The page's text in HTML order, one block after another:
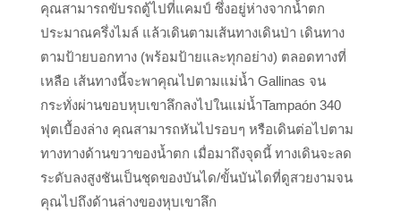
คุณสามารถขับรถตู้ไปที่แคมป์ ซึ่งอยู่ห่างจากน้ำตก
ประมาณครึ่งไมล์ แล้วเดินตามเส้นทางเดินป่า เดินทาง
ตามป้ายบอกทาง (พร้อมป้ายและทุกอย่าง) ตลอดทางที่
เหลือ เส้นทางนี้จะพาคุณไปตามแม่น้ำ Gallinas จน
กระทั่งผ่านขอบหุบเขาลึกลงไปในแม่น้ำTampaón 340
ฟุตเบื้องล่าง คุณสามารถหันไปรอบๆ หรือเดินต่อไปตาม
ทางทางด้านขวาของน้ำตก เมื่อมาถึงจุดนี้ ทางเดินจะลด
ระดับลงสูงชันเป็นชุดของบันได/ขั้นบันไดที่ดูสวยงามจน
คุณไปถึงด้านล่างของหุบเขาลึก